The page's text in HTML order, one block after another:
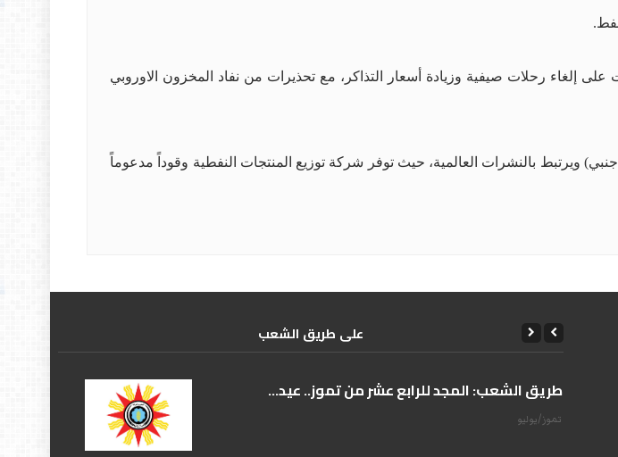
إلغاء رحلات صيفية وزيادة أسعار التذاكر، مع تحذيرات من نفاد المخزون الاوروبي
ويرتبط بالنشرات العالمية، حيث توفر شركة توزيع المنتجات النفطية وقوداً مدعوماً
علی طریق الشعب
على طريق الشعب: المجد للرابع عشر من تموز.. عيد...